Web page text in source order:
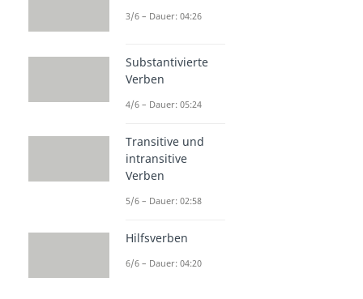
3/6 – Dauer: 04:26
Substantivierte
Verben
4/6 – Dauer: 05:24
Transitive und
intransitive
Verben
5/6 – Dauer: 02:58
Hilfsverben
6/6 – Dauer: 04:20